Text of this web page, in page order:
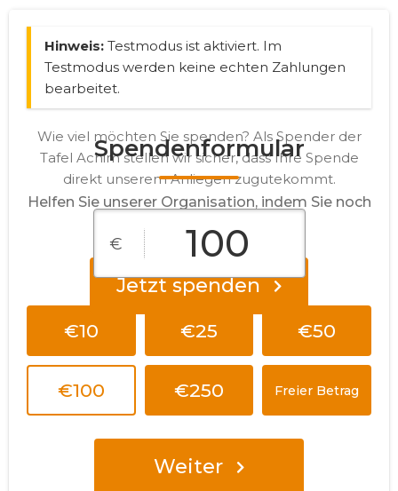
Hinweis: Testmodus ist aktiviert. Im
Testmodus werden keine echten Zahlungen
bearbeitet.
Spendenformular
Helfen Sie unserer Organisation, indem Sie noch
Jetzt spenden
Wie viel möchten Sie spenden? Als Spender der
Tafel Achim stellen wir sicher, dass Ihre Spende
direkt unserem Anliegen zugutekommt.
€
€10 €25 €50
€100 €250 Freier Betrag
Weiter